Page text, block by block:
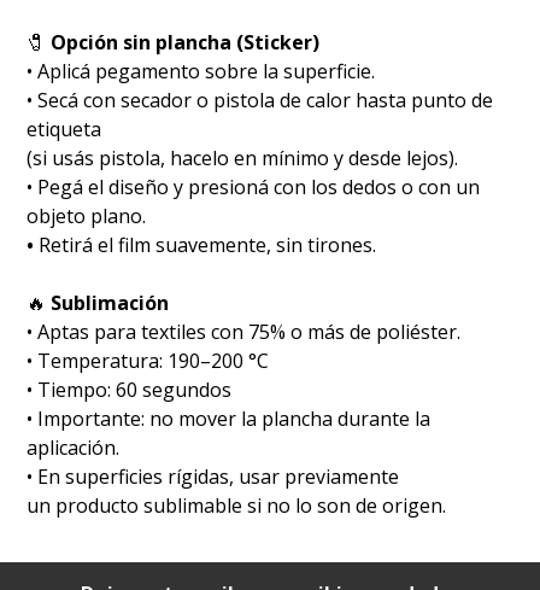
🧷 Opción sin plancha (Sticker)
• Aplicá pegamento sobre la superficie.
• Secá con secador o pistola de calor hasta punto de
etiqueta
(si usás pistola, hacelo en mínimo y desde lejos).
• Pegá el diseño y presioná con los dedos o con un
objeto plano.
• Retirá el film suavemente, sin tirones.
🔥 Sublimación
•⁠ ⁠Aptas para textiles con 75% o más de poliéster.
•⁠ ⁠Temperatura: 190–200 °C
•⁠ ⁠Tiempo: 60 segundos
•⁠ ⁠Importante: no mover la plancha durante la
aplicación.
•⁠ ⁠En superficies rígidas, usar previamente
un producto sublimable si no lo son de origen.